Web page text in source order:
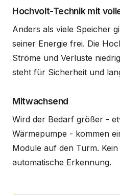
Hochvolt-Technik mit
Anders als viele Speicher
seiner Energie frei. Die
Ströme und Verluste
steht für Sicherheit und
Mitwachsend
Wird der Bedarf größer -
Wärmepumpe - kommen
Module auf den Turm.
automatische Erkennung.